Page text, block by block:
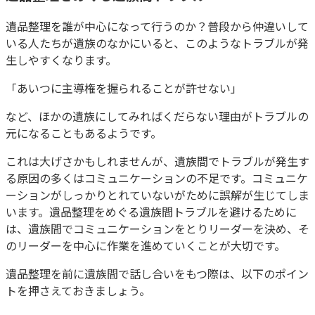
遺品整理を誰が中心になって行うのか？普段から仲違いして
いる人たちが遺族のなかにいると、このようなトラブルが発
生しやすくなります。
「あいつに主導権を握られることが許せない」
など、ほかの遺族にしてみればくだらない理由がトラブルの
元になることもあるようです。
これは大げさかもしれませんが、遺族間でトラブルが発生す
る原因の多くはコミュニケーションの不足です。コミュニケ
ーションがしっかりとれていないがために誤解が生じてしま
います。遺品整理をめぐる遺族間トラブルを避けるために
は、遺族間でコミュニケーションをとりリーダーを決め、そ
のリーダーを中心に作業を進めていくことが大切です。
遺品整理を前に遺族間で話し合いをもつ際は、以下のポイン
トを押さえておきましょう。